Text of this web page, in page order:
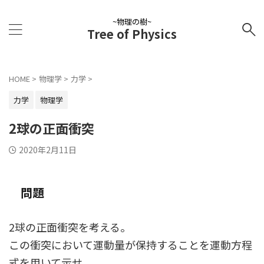
~物理の樹~
Tree of Physics
HOME > 物理学 > 力学 >
力学
物理学
2球の正面衝突
2020年2月11日
問題
2球の正面衝突を考える。
この衝突において運動量が保持することを運動方程